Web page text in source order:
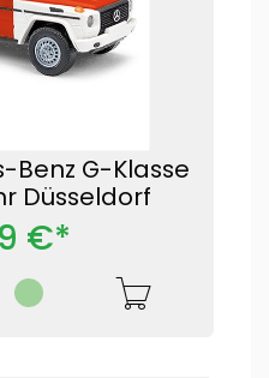
Benz G-Klasse
Düsseldorf
€*